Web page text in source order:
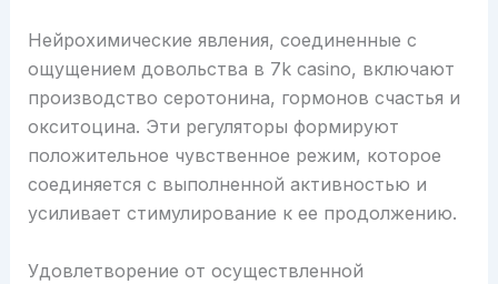
Нейрохимические явления, соединенные с
ощущением довольства в 7k casino, включают
производство серотонина, гормонов счастья и
окситоцина. Эти регуляторы формируют
положительное чувственное режим, которое
соединяется с выполненной активностью и
усиливает стимулирование к ее продолжению.
Удовлетворение от осуществленной